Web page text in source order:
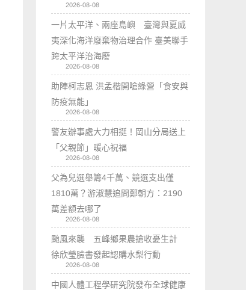
2026-08-08
一片太平洋、兩座島嶼 臺灣與夏威
夷深化海洋廢棄物治理合作 臺美聯手
跨太平洋治海廢
2026-08-08
助陣柯志恩 洪孟楷開嗆綠營「食安與
防疫無能」
2026-08-08
警友辦事處大力相挺！岡山分局送上
「父親節」暖心祝福
2026-08-08
父為兒選舉籌4千萬、競選支出僅
1810萬？游淑慧追問鄭朝方：2190
萬差額去哪了
2026-08-08
颱風來襲 五峰鄉果農搶收憂生計
徐欣瑩臉書發起認購水梨行動
2026-08-08
中國人體工程學研究院發布全球健康